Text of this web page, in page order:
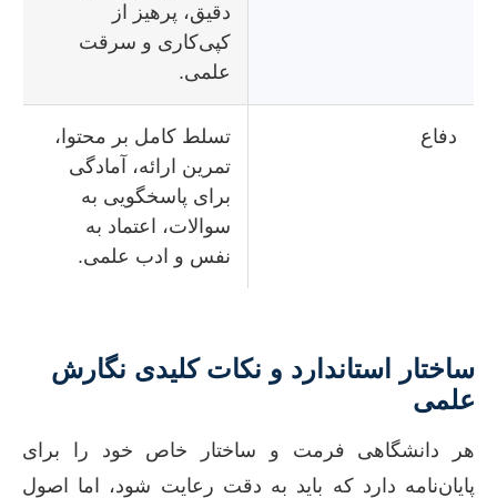
دقیق، پرهیز از
کپی‌کاری و سرقت
علمی.
دفاع
تسلط کامل بر محتوا،
تمرین ارائه، آمادگی
برای پاسخگویی به
سوالات، اعتماد به
نفس و ادب علمی.
ساختار استاندارد و نکات کلیدی نگارش
علمی
هر دانشگاهی فرمت و ساختار خاص خود را برای
پایان‌نامه دارد که باید به دقت رعایت شود، اما اصول